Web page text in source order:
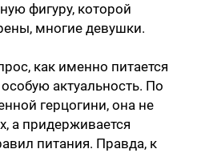
фигуру, которой
многие девушки.
как именно питается
актуальность. По
герцогини, она не
а придерживается
питания. Правда, к